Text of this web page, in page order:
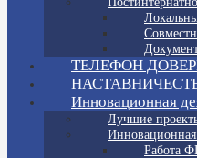
ТЕЛЕФОН
Инновационная
Лучшие
Работа